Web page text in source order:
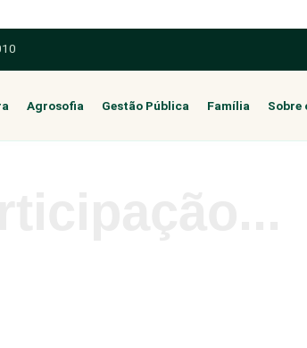
Agrosofia Gestão Pública Família Sobre